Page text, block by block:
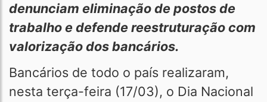
denunciam eliminação de postos de
trabalho e defende reestruturação com
valorização dos bancários.
Bancários de todo o país realizaram,
nesta terça-feira (17/03), o Dia Nacional